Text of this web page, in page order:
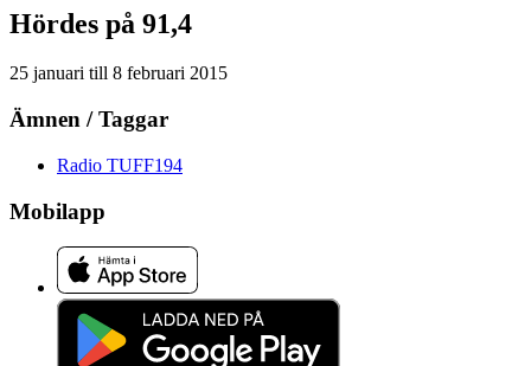
Hördes på 91,4
25 januari till 8 februari 2015
Ämnen / Taggar
Radio TUFF194
Mobilapp